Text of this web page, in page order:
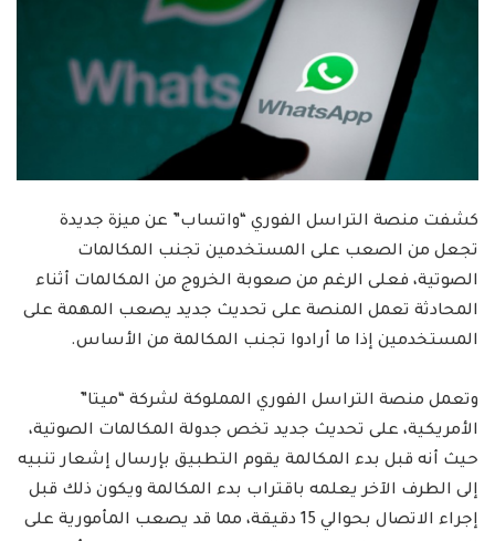
كشفت منصة التراسل الفوري “واتساب” عن ميزة جديدة
تجعل من الصعب على المستخدمين تجنب المكالمات
الصوتية، فعلى الرغم من صعوبة الخروج من المكالمات أثناء
المحادثة تعمل المنصة على تحديث جديد يصعب المهمة على
المستخدمين إذا ما أرادوا تجنب المكالمة من الأساس.
وتعمل منصة التراسل الفوري المملوكة لشركة “ميتا”
الأمريكية، على تحديث جديد تخص جدولة المكالمات الصوتية،
حيث أنه قبل بدء المكالمة يقوم التطبيق بإرسال إشعار تنبيه
إلى الطرف الآخر يعلمه باقتراب بدء المكالمة ويكون ذلك قبل
إجراء الاتصال بحوالي 15 دقيقة، مما قد يصعب المأمورية على